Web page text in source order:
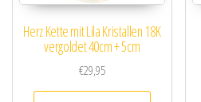
Herz Kette mit Lila Kristallen 18K
vergoldet 40cm + 5cm
€29,95